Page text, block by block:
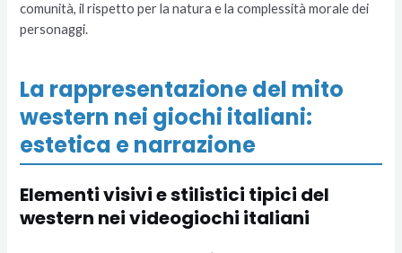
comunità, il rispetto per la natura e la complessità morale dei
personaggi.
La rappresentazione del mito
western nei giochi italiani:
estetica e narrazione
Elementi visivi e stilistici tipici del
western nei videogiochi italiani